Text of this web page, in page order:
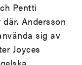
Pentti
Andersson
sig av
Joyces